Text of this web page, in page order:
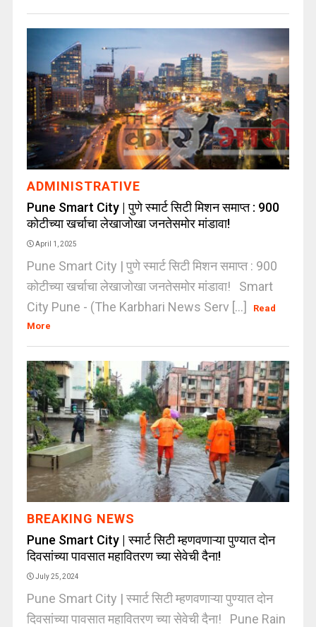
ADMINISTRATIVE
Pune Smart City | पुणे स्मार्ट सिटी मिशन समाप्त : 900
कोटीच्या खर्चाचा लेखाजोखा जनतेसमोर मांडावा!
April 1, 2025
Pune Smart City | पुणे स्मार्ट सिटी मिशन समाप्त : 900
कोटीच्या खर्चाचा लेखाजोखा जनतेसमोर मांडावा! Smart
City Pune - (The Karbhari News Serv [...]
Read
More
BREAKING NEWS
Pune Smart City | स्मार्ट सिटी म्हणवणाऱ्या पुण्यात दोन
दिवसांच्या पावसात महावितरण च्या सेवेची दैना!
July 25, 2024
Pune Smart City | स्मार्ट सिटी म्हणवणाऱ्या पुण्यात दोन
दिवसांच्या पावसात महावितरण च्या सेवेची दैना! Pune Rain